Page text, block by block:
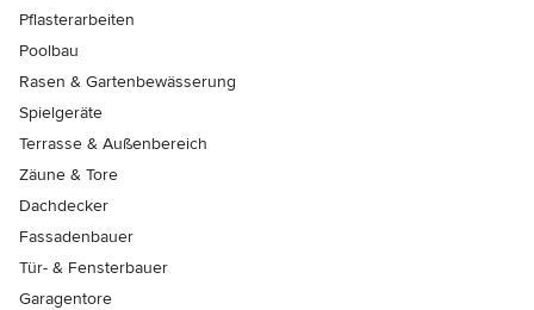
Pflasterarbeiten
Poolbau
Rasen & Gartenbewässerung
Spielgeräte
Terrasse & Außenbereich
Zäune & Tore
Dachdecker
Fassadenbauer
Tür- & Fensterbauer
Garagentore